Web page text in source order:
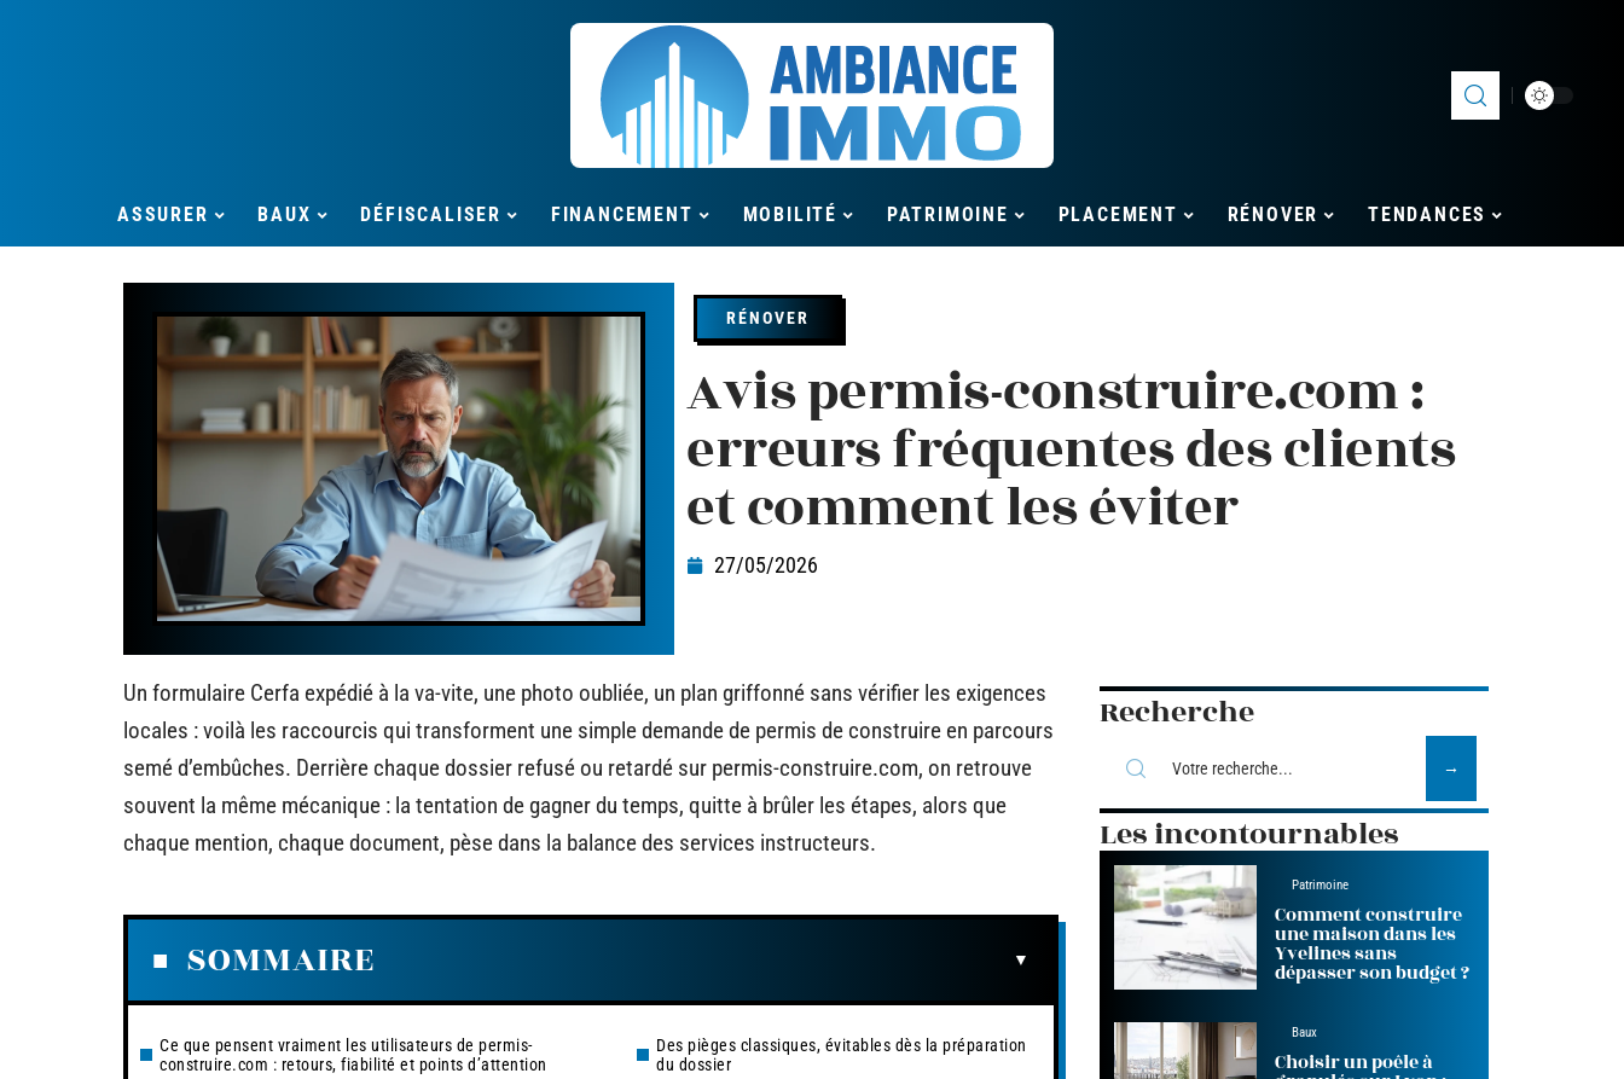
ASSURER BAUX DÉFISCALISER FINANCEMENT MOBILITÉ PATRIMOINE PLACEMENT RÉNOVER TENDANCES
RÉNOVER
Avis permis-construire.com :
erreurs fréquentes des clients
et comment les éviter
27/05/2026
Un formulaire Cerfa expédié à la va-vite, une photo oubliée, un plan griffonné sans vérifier les exigences
locales : voilà les raccourcis qui transforment une simple demande de permis de construire en parcours
semé d’embûches. Derrière chaque dossier refusé ou retardé sur permis-construire.com, on retrouve
souvent la même mécanique : la tentation de gagner du temps, quitte à brûler les étapes, alors que
chaque mention, chaque document, pèse dans la balance des services instructeurs.
SOMMAIRE
Ce que pensent vraiment les utilisateurs de permis-
construire.com : retours, fiabilité et points d’attention
Des pièges classiques, évitables dès la préparation
du dossier
Recherche
Les incontournables
Patrimoine
Comment construire
une maison dans les
Yvelines sans
dépasser son budget ?
Baux
Choisir un poêle à